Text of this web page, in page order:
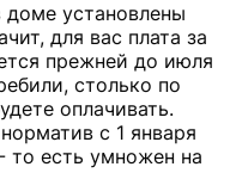
установлены
для вас плата за
прежней до июля
столько по
оплачивать.
с 1 января
то есть умножен на